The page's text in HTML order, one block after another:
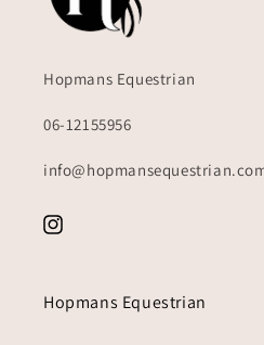
Hopmans Equestrian
06-12155956
Instagram
Hopmans Equestrian